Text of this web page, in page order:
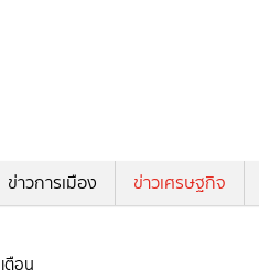
ข่าวการเมือง ข่าวเศรษฐกิจ
ตือน